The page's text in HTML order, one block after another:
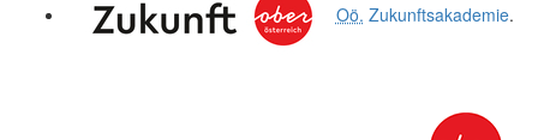
Oö. Zukunftsakademie.